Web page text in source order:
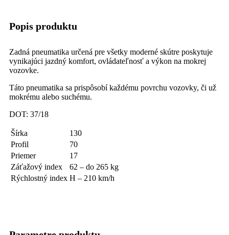
Popis produktu
Zadná pneumatika určená pre všetky moderné skútre poskytuje
vynikajúci jazdný komfort, ovládateľnosť a výkon na mokrej
vozovke.
Táto pneumatika sa prispôsobí každému povrchu vozovky, či už
mokrému alebo suchému.
DOT: 37/18
Šírka
130
Profil
70
Priemer
17
Záťažový index
62 – do 265 kg
Rýchlostný index H – 210 km/h